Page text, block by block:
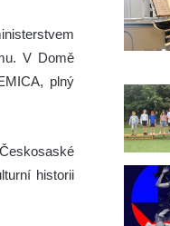
V Domě
plný
historii